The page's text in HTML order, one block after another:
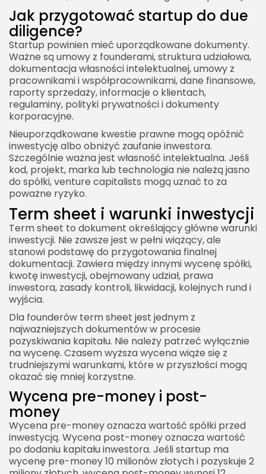
Jak przygotować startup do due
diligence?
Startup powinien mieć uporządkowane dokumenty.
Ważne są umowy z founderami, struktura udziałowa,
dokumentacja własności intelektualnej, umowy z
pracownikami i współpracownikami, dane finansowe,
raporty sprzedaży, informacje o klientach,
regulaminy, polityki prywatności i dokumenty
korporacyjne.
Nieuporządkowane kwestie prawne mogą opóźnić
inwestycję albo obniżyć zaufanie inwestora.
Szczególnie ważna jest własność intelektualna. Jeśli
kod, projekt, marka lub technologia nie należą jasno
do spółki, venture capitalists mogą uznać to za
poważne ryzyko.
Term sheet i warunki inwestycji
Term sheet to dokument określający główne warunki
inwestycji. Nie zawsze jest w pełni wiążący, ale
stanowi podstawę do przygotowania finalnej
dokumentacji. Zawiera między innymi wycenę spółki,
kwotę inwestycji, obejmowany udział, prawa
inwestora, zasady kontroli, likwidacji, kolejnych rund i
wyjścia.
Dla founderów term sheet jest jednym z
najważniejszych dokumentów w procesie
pozyskiwania kapitału. Nie należy patrzeć wyłącznie
na wycenę. Czasem wyższa wycena wiąże się z
trudniejszymi warunkami, które w przyszłości mogą
okazać się mniej korzystne.
Wycena pre-money i post-
money
Wycena pre-money oznacza wartość spółki przed
inwestycją. Wycena post-money oznacza wartość
po dodaniu kapitału inwestora. Jeśli startup ma
wycenę pre-money 10 milionów złotych i pozyskuje 2